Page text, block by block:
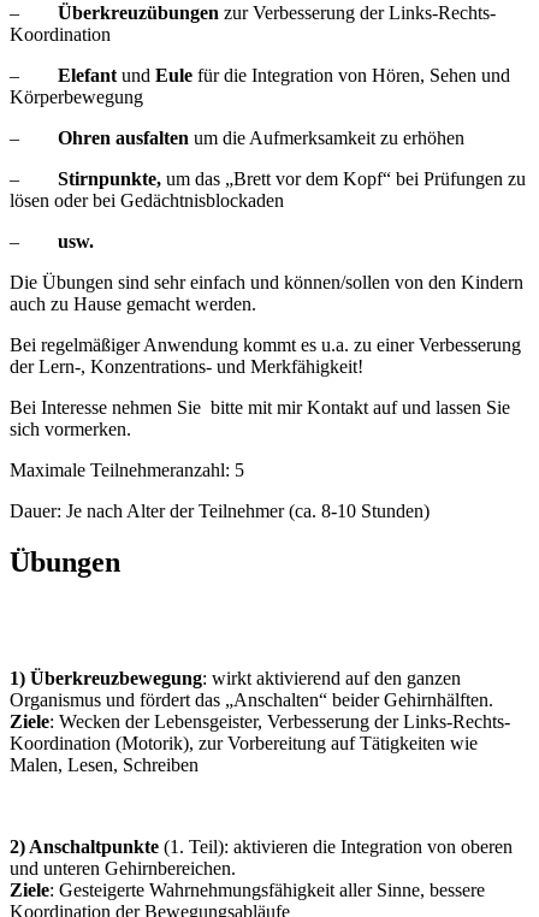
– Überkreuzübungen zur Verbesserung der Links-Rechts-
Koordination
– Elefant und Eule für die Integration von Hören, Sehen und
Körperbewegung
– Ohren ausfalten um die Aufmerksamkeit zu erhöhen
– Stirnpunkte, um das „Brett vor dem Kopf“ bei Prüfungen zu
lösen oder bei Gedächtnisblockaden
– usw.
Die Übungen sind sehr einfach und können/sollen von den Kindern
auch zu Hause gemacht werden.
Bei regelmäßiger Anwendung kommt es u.a. zu einer Verbesserung
der Lern-, Konzentrations- und Merkfähigkeit!
Bei Interesse nehmen Sie bitte mit mir Kontakt auf und lassen Sie
sich vormerken.
Maximale Teilnehmeranzahl: 5
Dauer: Je nach Alter der Teilnehmer (ca. 8-10 Stunden)
Übungen
1) Überkreuzbewegung: wirkt aktivierend auf den ganzen
Organismus und fördert das „Anschalten“ beider Gehirnhälften.
Ziele: Wecken der Lebensgeister, Verbesserung der Links-Rechts-
Koordination (Motorik), zur Vorbereitung auf Tätigkeiten wie
Malen, Lesen, Schreiben
2) Anschaltpunkte (1. Teil): aktivieren die Integration von oberen
und unteren Gehirnbereichen.
Ziele: Gesteigerte Wahrnehmungsfähigkeit aller Sinne, bessere
Koordination der Bewegungsabläufe